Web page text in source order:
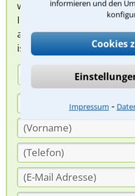
informieren und den
Cookies
Impressum ⁃
werden sich spezialisierte
Ihnen melden, um das
abzuklären. Die
ist für Sie kostenlos.